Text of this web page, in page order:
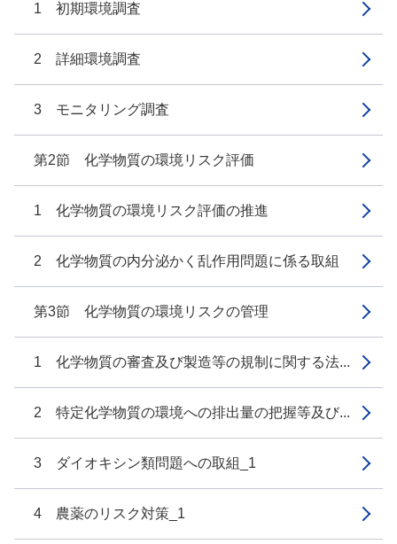
1 初期環境調査
2 詳細環境調査
3 モニタリング調査
第2節 化学物質の環境リスク評価
1 化学物質の環境リスク評価の推進
2 化学物質の内分泌かく乱作用問題に係る取組
第3節 化学物質の環境リスクの管理
1 化学物質の審査及び製造等の規制に関する法...
2 特定化学物質の環境への排出量の把握等及び...
3 ダイオキシン類問題への取組_1
4 農薬のリスク対策_1